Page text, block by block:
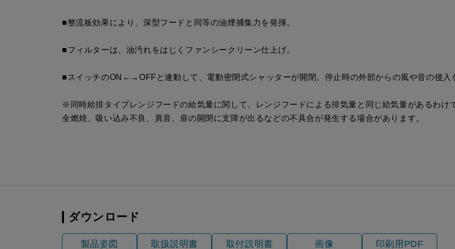
SPB51-450L S4 ¥17,820（税抜価格 ￥16,200）
■整流板効果により、深型フードと同等の油煙捕集力を発揮。
■フィルターは、油汚れをはじくファンシークリーン仕上げ。
■スイッチのON←→OFFと連動して、電動密閉式シャッターが開閉。停止時の外部からの風や音の侵入
※同時給排タイプレンジフードの給気量に関して、レンジフードによる排気量と同じ給気量があるわけ
全燃焼、吸い込み不良、異音、扉の開閉に支障が出るなどの不具合が発生する場合があります。
ダウンロード
製品姿図 取扱説明書 取付説明書 画像 印刷用PDF